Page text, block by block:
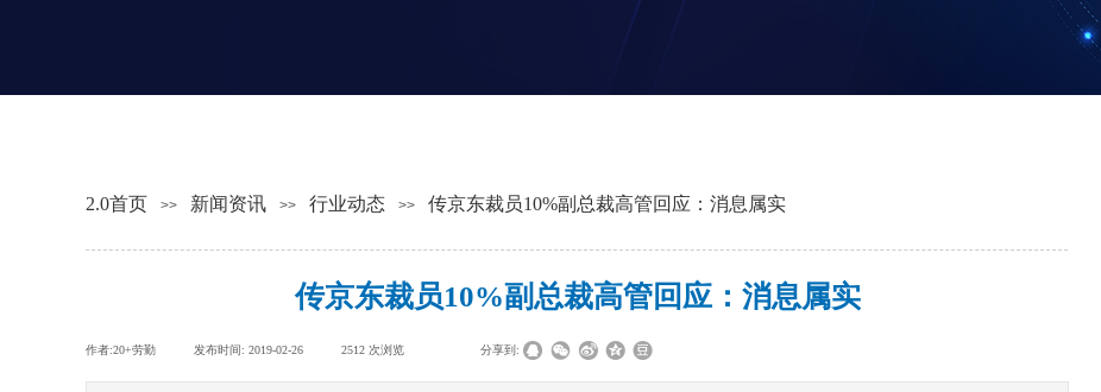
2.0首页 >> 新闻资讯 >> 行业动态 >> 传京东裁员10%副总裁高管回应：消息属实
传京东裁员10%副总裁高管回应：消息属实
作者:20+劳勤 发布时间: 2019-02-26 2512 次浏览 分享到: